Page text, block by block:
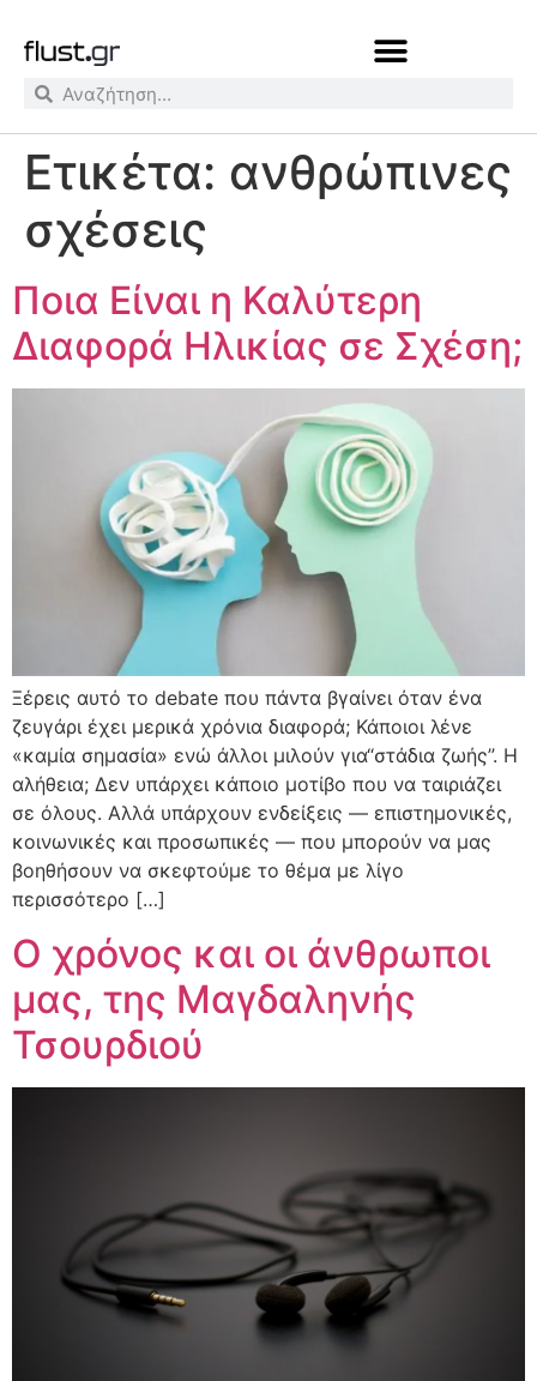
Ετικέτα: ανθρώπινες
σχέσεις
Ποια Είναι η Καλύτερη
Διαφορά Ηλικίας σε Σχέση;
Ξέρεις αυτό το debate που πάντα βγαίνει όταν ένα
ζευγάρι έχει μερικά χρόνια διαφορά; Κάποιοι λένε
«καμία σημασία» ενώ άλλοι μιλούν για“στάδια ζωής”. Η
αλήθεια; Δεν υπάρχει κάποιο μοτίβο που να ταιριάζει
σε όλους. Αλλά υπάρχουν ενδείξεις — επιστημονικές,
κοινωνικές και προσωπικές — που μπορούν να μας
βοηθήσουν να σκεφτούμε το θέμα με λίγο
περισσότερο […]
Ο χρόνος και οι άνθρωποι
μας, της Μαγδαληνής
Τσουρδιού